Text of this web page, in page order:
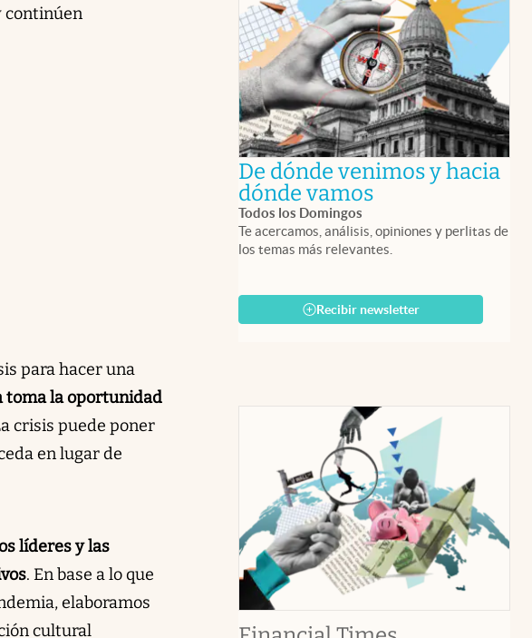
continúen
para hacer una
toma la oportunidad
crisis puede poner
en lugar de
líderes y las
. En base a lo que
elaboramos
cultural
De dónde venimos y hacia
dónde vamosabre en nueva
Todos los Domingos
Te acercamos, análisis, opiniones y perlitas de
los temas más relevantes.
Recibir newsletter